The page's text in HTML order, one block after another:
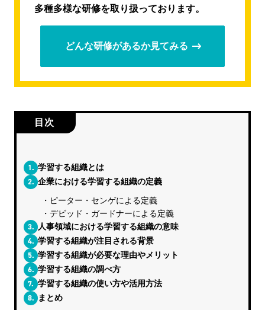
多種多様な研修を取り扱っております。
どんな研修があるか見てみる
目次
1. 学習する組織とは
2. 企業における学習する組織の定義
ピーター・センゲによる定義
デビッド・ガードナーによる定義
3. 人事領域における学習する組織の意味
4. 学習する組織が注目される背景
5. 学習する組織が必要な理由やメリット
6. 学習する組織の調べ方
7. 学習する組織の使い方や活用方法
8. まとめ